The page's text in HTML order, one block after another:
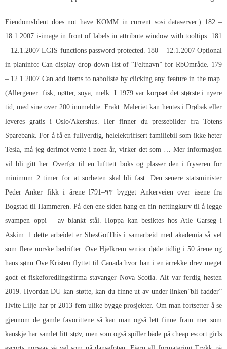
EiendomsIdent does not have KOMM in current sosi dataserver.) 182 –
18.1.2007 i-image in front of labels in attribute window with tooltips. 181
– 12.1.2007 LGIS functions password protected. 180 – 12.1.2007 Optional
in planinfo: Can display drop-down-list of “Feltnavn” for RbOmråde. 179
– 12.1.2007 Can add items to naboliste by clicking any feature in the map.
(Allergener: fisk, nøtter, soya, melk. I 1979 var korpset det største i nyere
tid, med sine over 200 innmeldte. Frakt: Maleriet kan hentes i Drøbak eller
leveres gratis i Oslo/Akershus. Her finner du pressebilder fra Totens
Sparebank. For å få en fullverdig, helelektrifisert familiebil som ikke heter
Tesla, må jeg derimot vente i noen år, virker det som … Mer informasjon
vil bli gitt her. Overfør til en lufttett boks og plasser den i fryseren for
minimum 2 timer for at sorbeten skal bli fast. Den senere statsminister
Peder Anker fikk i årene l791–۹۳ bygget Ankerveien over åsene fra
Bogstad til Hammeren. På den ene siden hang en fin nettingkurv til å legge
svampen oppi – av blankt stål. Hoppa kan besiktes hos Atle Garseg i
Askim. I dette arbeidet er ShesGotThis i samarbeid med akademia så vel
som flere norske bedrifter. Ove Hjelkrem senior døde tidlig i 50 årene og
hans sønn Ove Kristen flyttet til Canada hvor han i en årrekke drev meget
godt et fiskeforedlingsfirma stavanger Nova Scotia. Alt var ferdig høsten
2019. Hvordan DU kan støtte, kan du finne ut av under linken”bli fadder”
Hvite Lilje har pr 2013 fem ulike bygge prosjekter. Om man fortsetter å se
gjennom de gamle favorittene så kan man også lett finne fram mer som
kanskje har samlet litt støv, men som også spiller både på cheap escort girls